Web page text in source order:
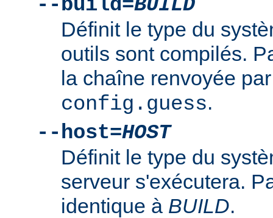
--build=BUILD
Définit le type du
outils sont compilés.
la chaîne renvoyée
config.guess.
--host=HOST
Définit le type du
serveur s'exécutera.
identique à BUILD.